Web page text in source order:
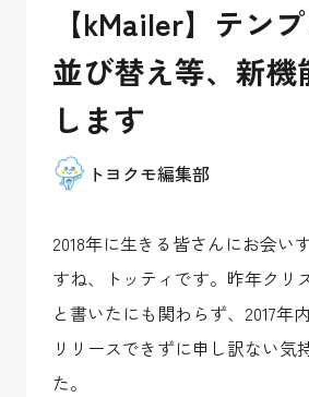
【kMailer】テン
並び替え等、新機
します
トヨクモ編集部
2018年に生きる皆さんにお会い
すね、トッティです。昨年クリ
と書いたにも関わらず、2017年
リリースできずに申し訳ない気
た。